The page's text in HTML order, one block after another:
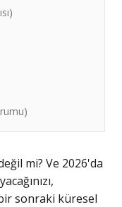
mi? Ve 2026'da
bir sonraki küresel